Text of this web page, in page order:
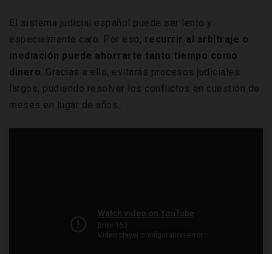
El sistema judicial español puede ser lento y
especialmente caro. Por eso, recurrir al arbitraje o
mediación puede ahorrarte tanto tiempo como
dinero . Gracias a ello, evitarás procesos judiciales
largos, pudiendo resolver los conflictos en cuestión de
meses en lugar de años.